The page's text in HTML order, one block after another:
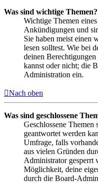
Was sind wichtige Themen?
Wichtige Themen
Ankündigungen und
Sie haben meist einen
lesen solltest. Wie bei
deinen
kannst oder nicht; die
Administration ein.
Nach oben
Was sind geschlossene
Geschlossene
geantwortet werden
Umfrage, falls
aus vielen Gründen
Administrator gesperrt
Möglichkeit, deine
durch die Board-